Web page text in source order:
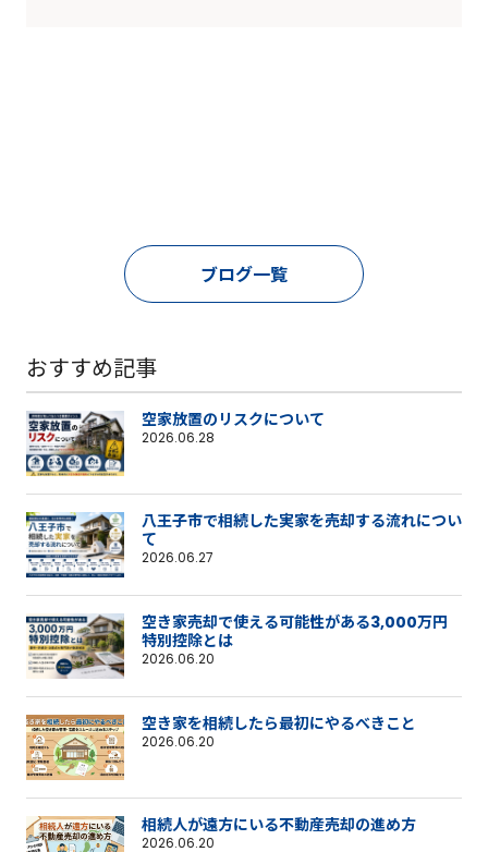
ブログ一覧
おすすめ記事
空家放置のリスクについて
2026.06.28
八王子市で相続した実家を売却する流れについ
て
2026.06.27
空き家売却で使える可能性がある3,000万円
特別控除とは
2026.06.20
空き家を相続したら最初にやるべきこと
2026.06.20
相続人が遠方にいる不動産売却の進め方
2026.06.20